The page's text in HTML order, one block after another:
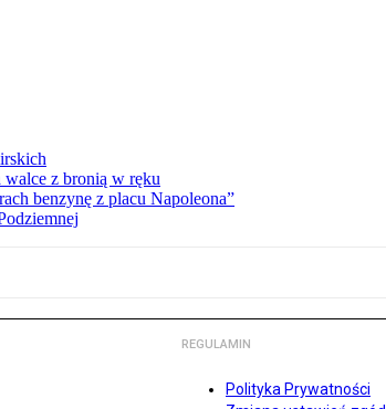
walce z bronią w ręku
benzynę z placu Napoleona”
REGULAMIN
Polityka Prywatności